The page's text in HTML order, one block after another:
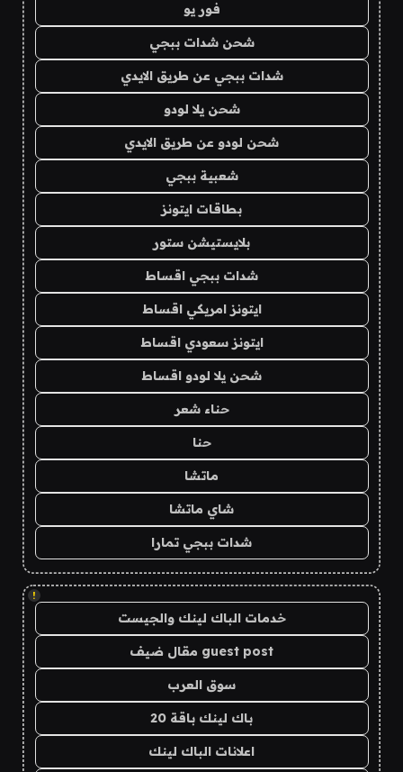
فور يو
شحن شدات ببجي
شدات ببجي عن طريق الايدي
شحن يلا لودو
شحن لودو عن طريق الايدي
شعبية ببجي
بطاقات ايتونز
بلايستيشن ستور
شدات ببجي اقساط
ايتونز امريكي اقساط
ايتونز سعودي اقساط
شحن يلا لودو اقساط
حناء شعر
حنا
ماتشا
شاي ماتشا
شدات ببجي تمارا
!
خدمات الباك لينك والجيست
guest post مقال ضيف
سوق العرب
باك لينك باقة 20
اعلانات الباك لينك